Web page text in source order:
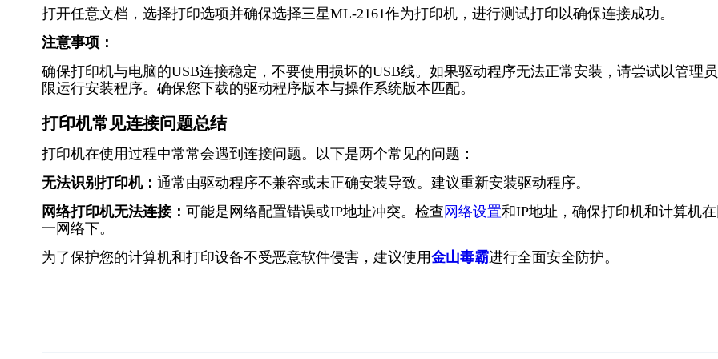
打开任意文档，选择打印选项并确保选择三星ML-2161作为打印机，进行测试打印以确保连接成功。
注意事项：
确保打印机与电脑的USB连接稳定，不要使用损坏的USB线。如果驱动程序无法正常安装，请尝试以管理
限运行安装程序。确保您下载的驱动程序版本与操作系统版本匹配。
打印机常见连接问题总结
打印机在使用过程中常常会遇到连接问题。以下是两个常见的问题：
无法识别打印机： 通常由驱动程序不兼容或未正确安装导致。建议重新安装驱动程序。
网络打印机无法连接： 可能是网络配置错误或IP地址冲突。检查 网络设置和IP地址，确保打印机和计算机
一网络下。
为了保护您的计算机和打印设备不受恶意软件侵害，建议使用金山毒霸进行全面安全防护。